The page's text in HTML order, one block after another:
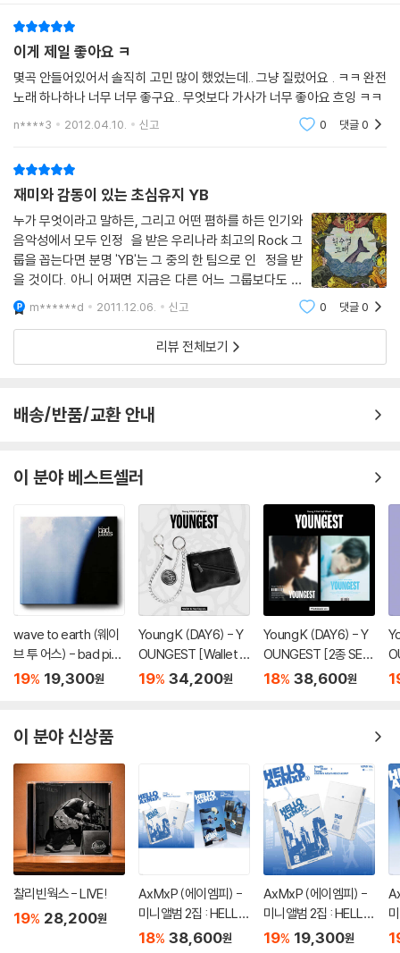
이게 제일 좋아요 ㅋ
몇곡 안들어있어서 솔직히 고민 많이 했었는데.. 그냥 질렀어요 . ㅋㅋ 완전
노래 하나하나 너무 너무 좋구요.. 무엇보다 가사가 너무 좋아요 흐잉 ㅋㅋ
n****3 2012.04.10. 신고 0 댓글0
재미와 감동이 있는 초심유지 YB
누가 무엇이라고 말하든, 그리고 어떤 폄하를 하든 인기와
음악성에서 모두 인정 을 받은 우리나라 최고의 Rock 그
룹을 꼽는다면 분명 'YB'는 그 중의 한 팀으로 인 정을 받
을 것이다. 아니 어쩌면 지금은 다른 어느 그룹보다도 더
최고라는 자리에 가까운 것일지도 모른다. 그리고 그 자
리는 분명 긴 시간을 노력하고 세상과 싸우면 서 지금까
m******d 2011.12.06. 신고 0 댓글0
리뷰 전체보기
배송/반품/교환 안내
이 분야 베스트셀러
wave to earth (웨이
브 투 어스) - bad pie
ces
19% 19,300원
Young K (DAY6) - Y
OUNGEST [Wallet &
Keyring ver.]
19% 34,200원
Young K (DAY6) - Y
OUNGEST [2종 SE
T]
18% 38,600원
이 분야 신상품
찰리빈웍스 - LIVE!
19% 28,200원
AxMxP (에이엠피) -
미니앨범 2집 : HELLO
AxMxP [2종 SET]
18% 38,600원
AxMxP (에이엠피) -
미니앨범 2집 : HELLO
AxMxP [AGAIN ver.]
19% 19,300원